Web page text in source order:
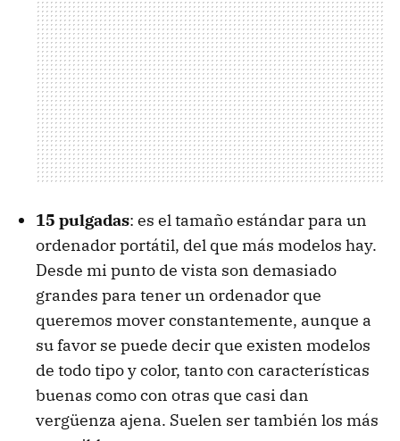
15 pulgadas: es el tamaño estándar para un
ordenador portátil, del que más modelos hay.
Desde mi punto de vista son demasiado
grandes para tener un ordenador que
queremos mover constantemente, aunque a
su favor se puede decir que existen modelos
de todo tipo y color, tanto con características
buenas como con otras que casi dan
vergüenza ajena. Suelen ser también los más